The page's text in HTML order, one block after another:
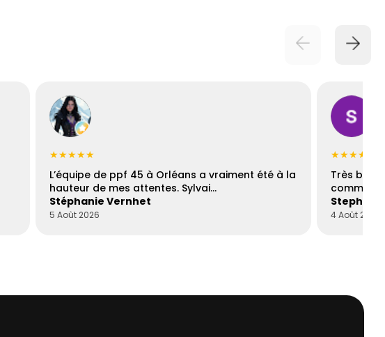
★★★★★
L’équipe de ppf 45 à Orléans a vraiment été à la
hauteur de mes attentes. Sylvai…
Stéphanie Vernhet
5 Août 2026
★★★★☆
Très
4 Août 2026